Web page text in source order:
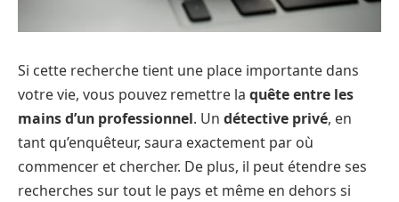
Si cette recherche tient une place importante dans
votre vie, vous pouvez remettre la quête entre les
mains d’un professionnel. Un détective privé, en
tant qu’enquêteur, saura exactement par où
commencer et chercher. De plus, il peut étendre ses
recherches sur tout le pays et même en dehors si